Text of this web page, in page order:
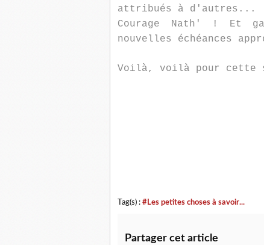
attribués à d'autres...
Courage Nath' ! Et
nouvelles échéances
Voilà, voilà pour cette
Tag(s) : #Les petites choses à savoir...
Partager cet article